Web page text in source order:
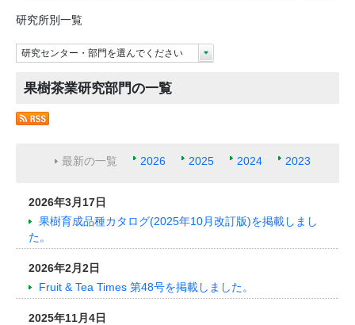
研究所別一覧
研究センター・部門を選んでください
果樹茶業研究部門の一覧
最新の一覧 2026 2025 2024 2023
2026年3月17日
果樹育成品種カタログ(2025年10月改訂版)を掲載しまし
た。
2026年2月2日
Fruit & Tea Times 第48号を掲載しました。
2025年11月4日